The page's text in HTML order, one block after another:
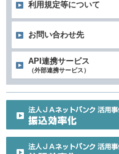
利用規定等について
お問い合わせ先
API連携サービス
（外部連携サービス）